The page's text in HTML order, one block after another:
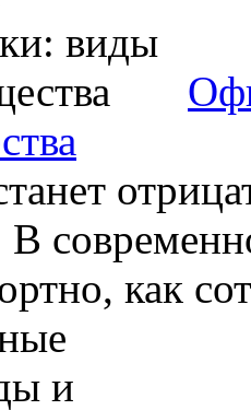
как